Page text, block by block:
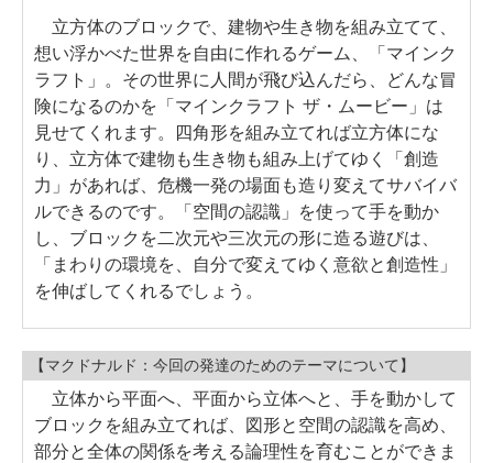
立方体のブロックで、建物や生き物を組み立てて、
想い浮かべた世界を自由に作れるゲーム、「マインク
ラフト」。その世界に人間が飛び込んだら、どんな冒
険になるのかを「マインクラフト ザ・ムービー」は
見せてくれます。四角形を組み立てれば立方体にな
り、立方体で建物も生き物も組み上げてゆく「創造
力」があれば、危機一発の場面も造り変えてサバイバ
ルできるのです。「空間の認識」を使って手を動か
し、ブロックを二次元や三次元の形に造る遊びは、
「まわりの環境を、自分で変えてゆく意欲と創造性」
を伸ばしてくれるでしょう。
【マクドナルド：今回の発達のためのテーマについて】
立体から平面へ、平面から立体へと、手を動かして
ブロックを組み立てれば、図形と空間の認識を高め、
部分と全体の関係を考える論理性を育むことができま